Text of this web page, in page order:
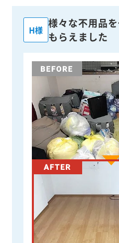
H様
様々な不用品
もらえました